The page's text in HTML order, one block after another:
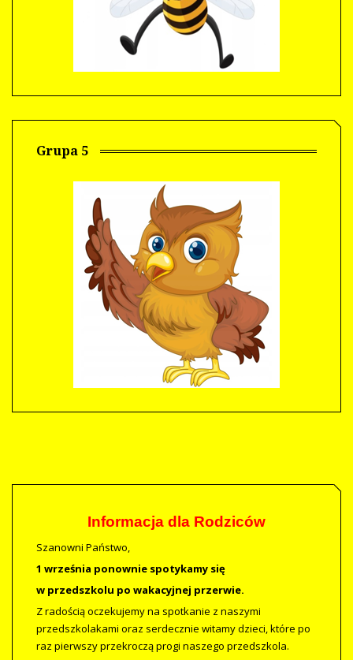
Grupa 5
Informacja dla Rodziców
Szanowni Państwo,
1 września ponownie spotykamy się
w przedszkolu po wakacyjnej przerwie.
Z radością oczekujemy na spotkanie z naszymi
przedszkolakami oraz serdecznie witamy dzieci, które po
raz pierwszy przekroczą progi naszego przedszkola.